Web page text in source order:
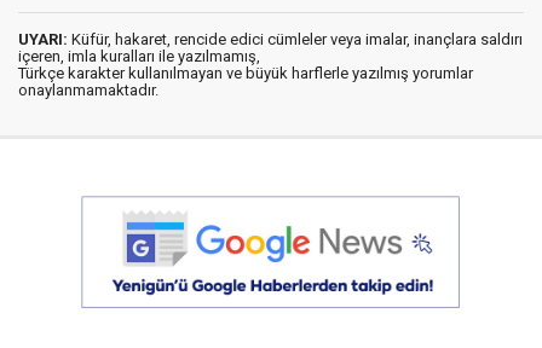
UYARI: Küfür, hakaret, rencide edici cümleler veya imalar, inançlara saldırı
içeren, imla kuralları ile yazılmamış,
Türkçe karakter kullanılmayan ve büyük harflerle yazılmış yorumlar
onaylanmamaktadır.